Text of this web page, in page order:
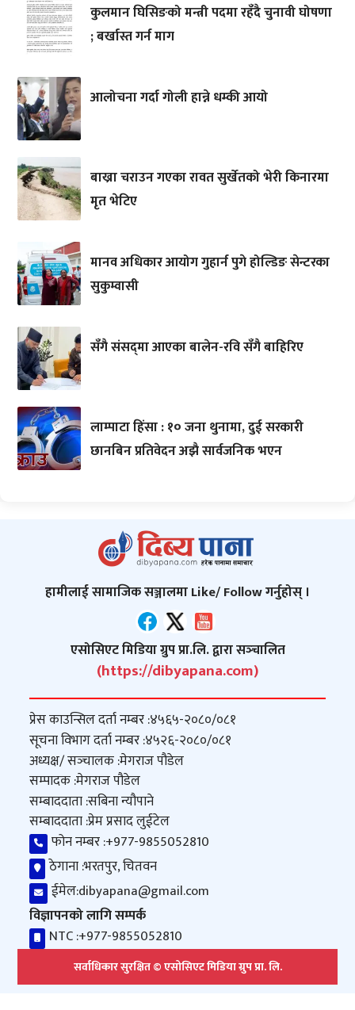
कुलमान घिसिङको मन्त्री पदमा रहँदै चुनावी घोषणा
; बर्खास्त गर्न माग
आलोचना गर्दा गोली हान्ने धम्की आयो
बाख्रा चराउन गएका रावत सुर्खेतको भेरी किनारमा
मृत भेटिए
मानव अधिकार आयोग गुहार्न पुगे होल्डिङ सेन्टरका
सुकुम्वासी
सँगै संसद्‌मा आएका बालेन-रवि सँगै बाहिरिए
लाम्पाटा हिंसा : १० जना थुनामा, दुई सरकारी
छानबिन प्रतिवेदन अझै सार्वजनिक भएन
हामीलाई सामाजिक सञ्जालमा Like/ Follow गर्नुहोस् ।
एसोसिएट मिडिया ग्रुप प्रा.लि. द्वारा सञ्‍चालित
(https://dibyapana.com)
प्रेस काउन्सिल दर्ता नम्बर :४५६५-२०८०/०८१
सूचना विभाग दर्ता नम्बर :४५२६-२०८०/०८१
अध्यक्ष/ सञ्‍चालक :मेगराज पौडेल
सम्पादक :मेगराज पौडेल
सम्बाददाता :सबिना न्यौपाने
सम्बाददाता :प्रेम प्रसाद लुईटेल
फोन नम्बर :+977-9855052810
ठेगाना :भरतपुर, चितवन
ईमेल:dibyapana@gmail.com
विज्ञापनको लागि सम्पर्क
NTC :+977-9855052810
सर्वाधिकार सुरक्षित © एसोसिएट मिडिया ग्रुप प्रा. लि.